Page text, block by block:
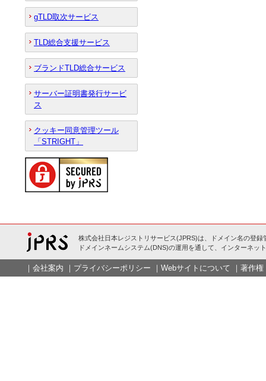
gTLD取次サービス
TLD総合支援サービス
ブランドTLD総合サービス
サーバー証明書発行サービ
ス
クッキー同意管理ツール
「STRIGHT」
株式会社日本レジストリサービス(JPRS)は、ドメイン名の登録
ドメインネームシステム(DNS)の運用を通して、インターネッ
｜ 会社案内 ｜ プライバシーポリシー ｜ Webサイトについて ｜ 著作権